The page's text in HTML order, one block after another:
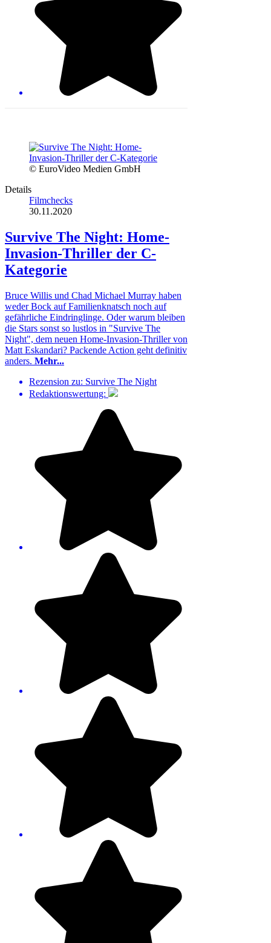
© EuroVideo Medien GmbH
Details
Filmchecks
30.11.2020
Survive The Night: Home-
Invasion-Thriller der C-
Kategorie
Bruce Willis und Chad Michael Murray haben
weder Bock auf Familienknatsch noch auf
gefährliche Eindringlinge. Oder warum bleiben
die Stars sonst so lustlos in "Survive The
Night", dem neuen Home-Invasion-Thriller von
Matt Eskandari? Packende Action geht definitiv
anders. Mehr...
Rezension zu: Survive The Night
Redaktionswertung: